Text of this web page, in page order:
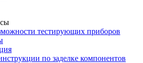
тестирующих приборов
по заделке компонентов